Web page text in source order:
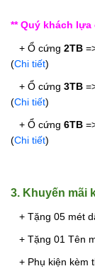
** Quý khách
+ Ổ cứng 2TB
(Chi tiết)
   + Ổ cứng
3TB
(Chi tiết)
+ Ổ cứng 6TB
(Chi tiết)
3. Khuyến mãi
+ Tặng 05 mét
+ Tặng 01 Tên
+ Phụ kiện kèm